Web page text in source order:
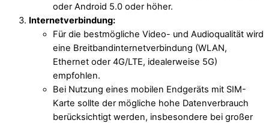
oder Android 5.0 oder höher.
Internetverbindung:
Für die bestmögliche Video- und Audioqualität wird
eine Breitbandinternetverbindung (WLAN,
Ethernet oder 4G/LTE, idealerweise 5G)
empfohlen.
Bei Nutzung eines mobilen Endgeräts mit SIM-
Karte sollte der mögliche hohe Datenverbrauch
berücksichtigt werden, insbesondere bei großer